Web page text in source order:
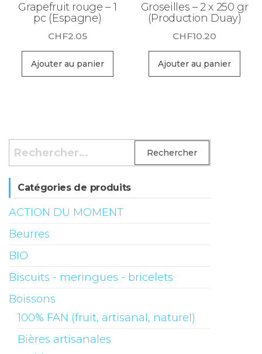
Grapefruit rouge – 1
pc (Espagne)
CHF2.05
Ajouter au panier
Groseilles – 2 x 250 gr
(Production Duay)
CHF10.20
Ajouter au panier
Rechercher :
Catégories de produits
ACTION DU MOMENT
Beurres
BIO
Biscuits - meringues - bricelets
Boissons
100% FAN (fruit, artisanal, naturel)
Bières artisanales